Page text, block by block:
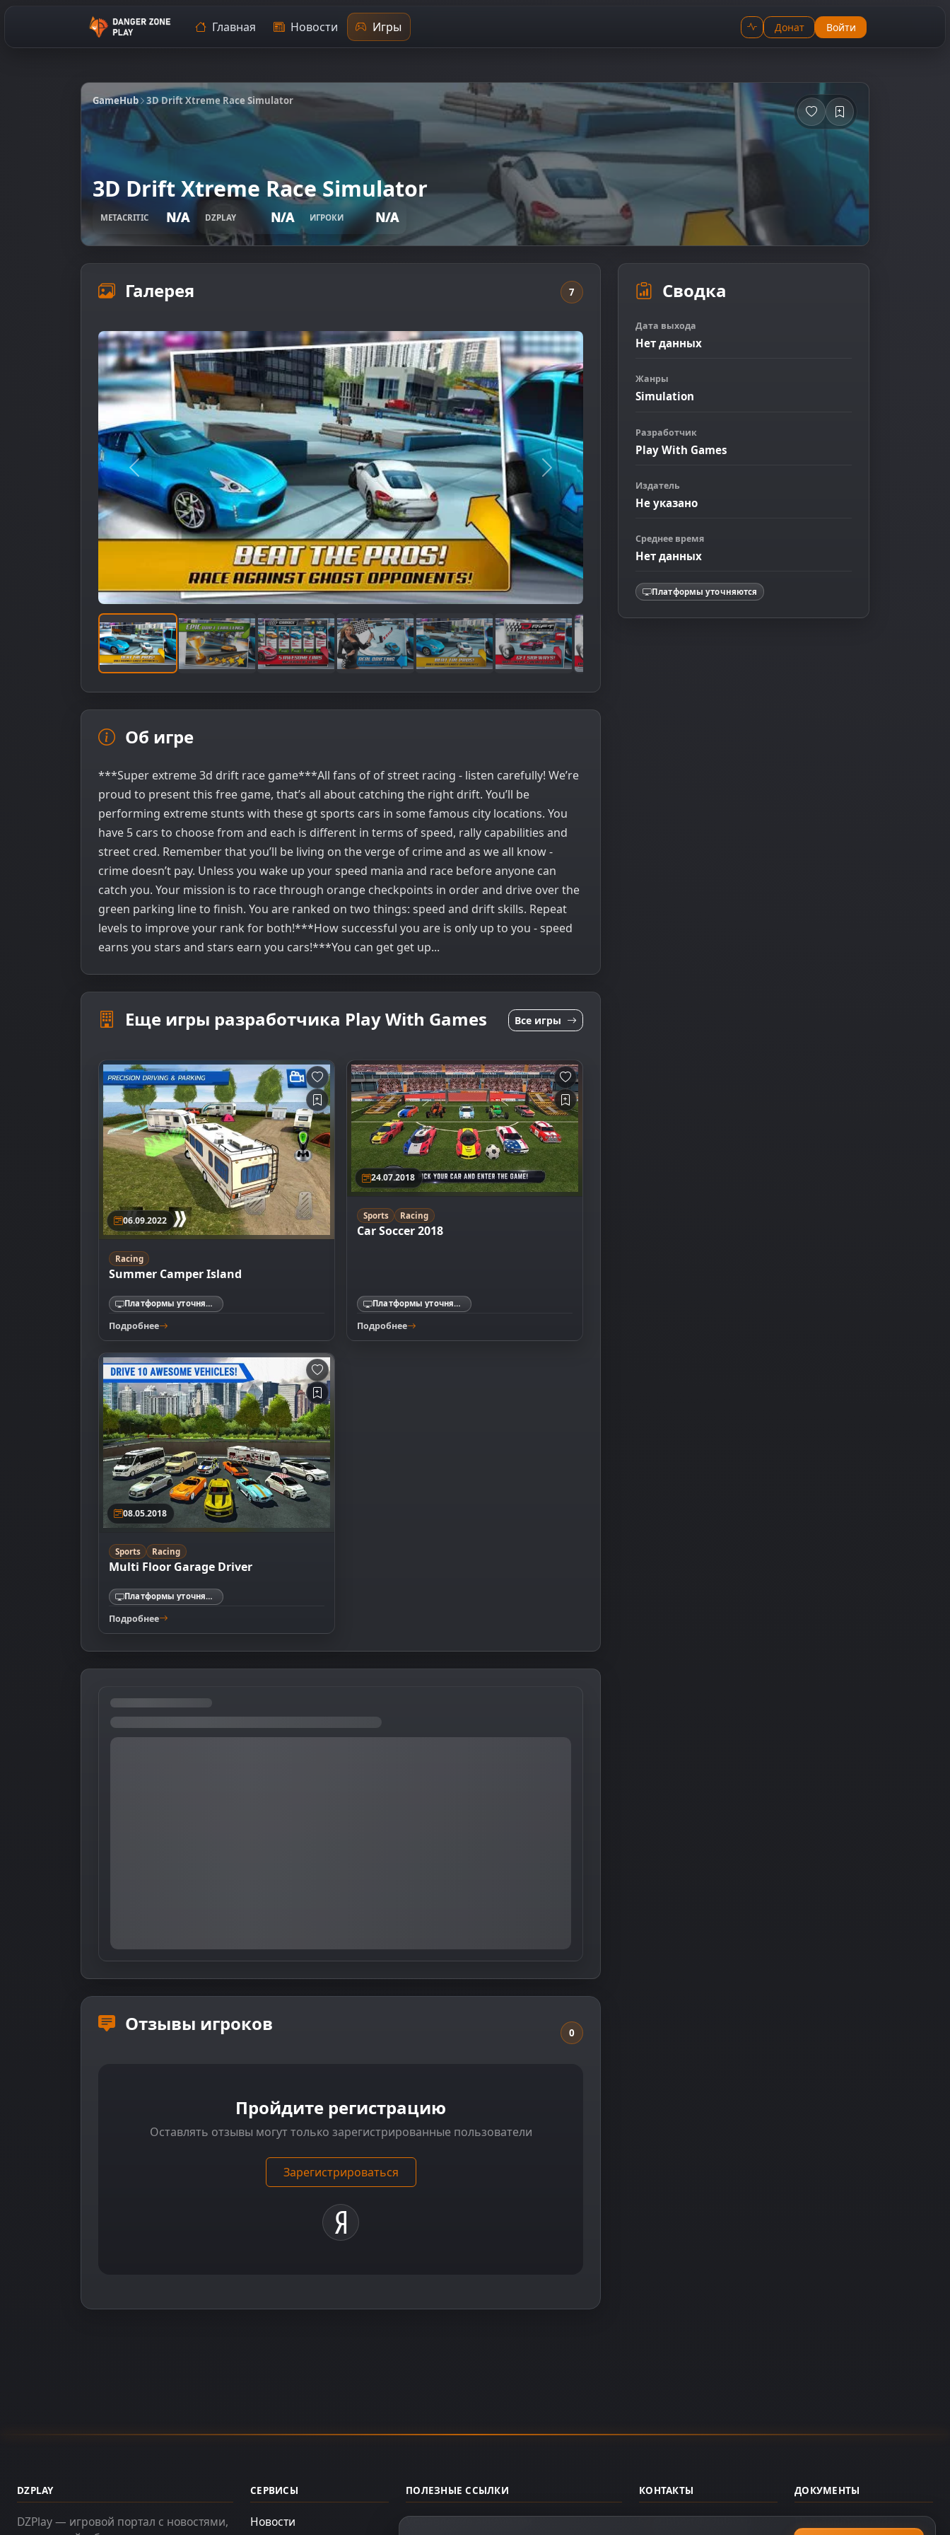
Главная Новости Игры Донат Войти
GameHub 3D Drift Xtreme Race Simulator
3D Drift Xtreme Race Simulator
METACRITIC N/A DZPLAY N/A ИГРОКИ N/A
Галерея 7
Предыдущее изображение Следующее изображение
Об игре
***Super extreme 3d drift race game***All fans of of street racing - listen carefully! We’re
proud to present this free game, that’s all about catching the right drift. You’ll be
performing extreme stunts with these gt sports cars in some famous city locations. You
have 5 cars to choose from and each is different in terms of speed, rally capabilities and
street cred. Remember that you’ll be living on the verge of crime and as we all know -
crime doesn’t pay. Unless you wake up your speed mania and race before anyone can
catch you. Your mission is to race through orange checkpoints in order and drive over the
green parking line to finish. You are ranked on two things: speed and drift skills. Repeat
levels to improve your rank for both!***How successful you are is only up to you - speed
earns you stars and stars earn you cars!***You can get get up...
Еще игры разработчика Play With Games Все игры
06.09.2022
Racing
Summer Camper Island
Платформы уточняются
Подробнее
24.07.2018
Sports Racing
Car Soccer 2018
Платформы уточняются
Подробнее
08.05.2018
Sports Racing
Multi Floor Garage Driver
Платформы уточняются
Подробнее
Отзывы игроков 0
Пройдите регистрацию
Оставлять отзывы могут только зарегистрированные пользователи
Зарегистрироваться
Сводка
Дата выхода
Нет данных
Жанры
Simulation
Разработчик
Play With Games
Издатель
Не указано
Среднее время
Нет данных
Платформы уточняются
DZPLAY
DZPlay — игровой портал с новостями,
СЕРВИСЫ
Новости
ПОЛЕЗНЫЕ ССЫЛКИ
Управление аккаунтом
КОНТАКТЫ
support@dzplay.ru
ДОКУМЕНТЫ
Пользовательское